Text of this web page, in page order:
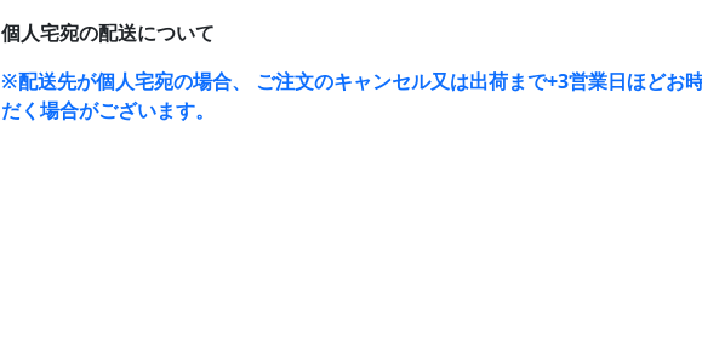
個人宅宛の配送について
※配送先が個人宅宛の場合、 ご注文のキャンセル又は出荷まで+3営業日ほどお
だく場合がございます。